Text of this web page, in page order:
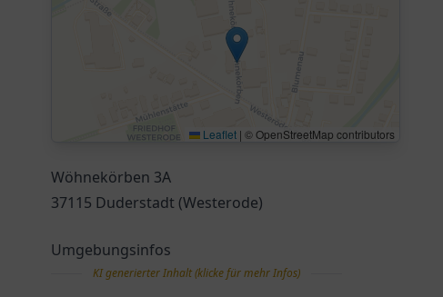
Leaflet | © OpenStreetMap contributors
Wöhnekörben 3A
37115 Duderstadt (Westerode)
Umgebungsinfos
KI generierter Inhalt (klicke für mehr Infos)